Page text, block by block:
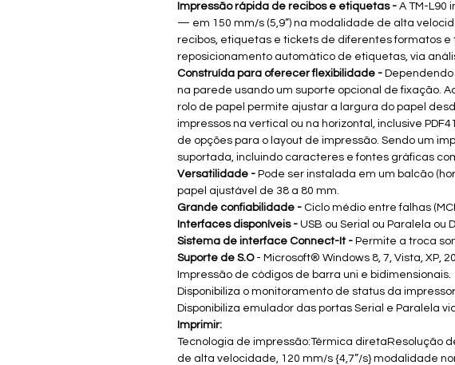
Impressão rápida de recibos e etiquetas - A TM-L90
— em 150 mm/s (5,9”) na modalidade de alta
recibos, etiquetas e tickets de diferentes formatos
reposicionamento automático de etiquetas, via
Construída para oferecer flexibilidade -
na parede usando um suporte opcional de fixação.
rolo de papel permite ajustar a largura do papel
impressos na vertical ou na horizontal, inclusive
de opções para o layout de impressão. Sendo um
suportada, incluindo caracteres e fontes gráficas
Versatilidade - Pode ser instalada em um balcão
papel ajustável de 38 a 80 mm.
Grande confiabilidade - Ciclo médio entre falhas
Interfaces disponíveis - USB ou Serial ou Paralela ou
Sistema de interface Connect-It - Permite a troca
Suporte de S.O- Microsoft® Windows 8, 7, Vista, XP,
Impressão de códigos de barra uni e bidimensionais.
Disponibiliza o monitoramento de status da
Disponibiliza emulador das portas Serial e Paralela
Imprimir:
Tecnologia de impressão:Térmica diretaResolução
de alta velocidade, 120 mm/s {4,7”/s} modalidade